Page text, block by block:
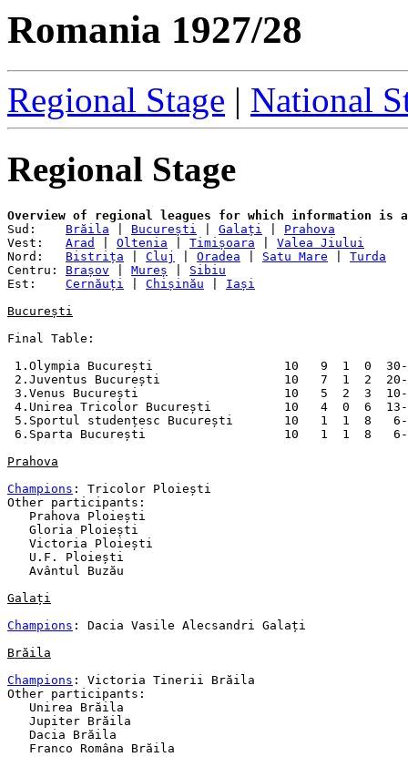
Romania 1927/28
Regional Stage | National
Regional Stage
Overview of regional leagues for which information is
Sud: Brăila București Galați
Prahova
Vest: Arad Oltenia Timișoara
Valea Jiului
Nord: Bistrița Cluj Oradea Satu Mare
Turda
Centru: Brașov Mureș
Sibiu
Est: Cernăuți Chișinău
Iași
București
Final Table:
1.Olympia București                  10   9  1  0
2.Juventus București                 10   7  1  2  20-
3.Venus București                    10   5  2  3  10-
4.Unirea Tricolor București          10   4  0  6
5.Sportul studențesc București       10   1  1  8
6.Sparta București                   10   1  1  8   6-
Prahova
Champions : Tricolor Ploiești
Other participants:
   Prahova Ploiești
   Gloria Ploiești
   Victoria Ploiești
   U.F. Ploiești
   Avântul Buzău
Galați
Champions : Dacia Vasile Alecsandri Galați
Brăila
Champions : Victoria Tinerii Brăila
Other participants:
   Unirea Brăila
   Jupiter Brăila
   Dacia Brăila
   Franco Româna Brăila